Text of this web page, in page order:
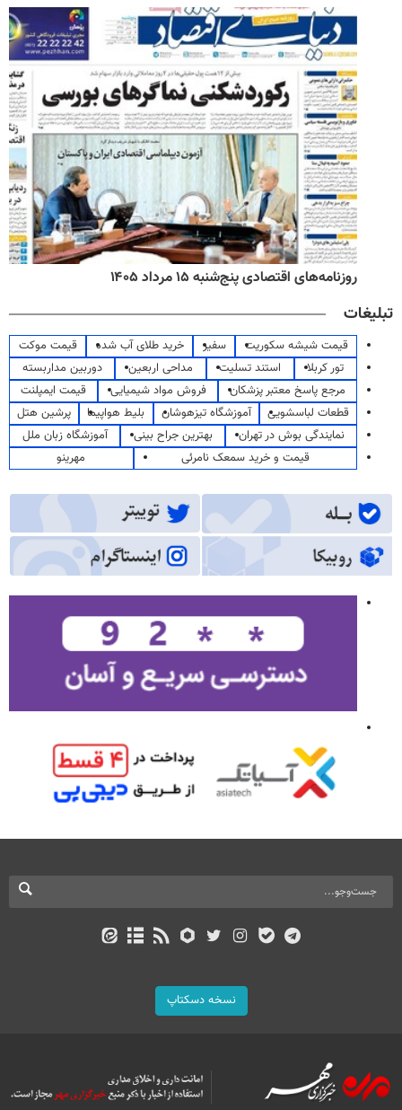
روزنامه‌های اقتصادی پنج‌شنبه ۱۵ مرداد ۱۴۰۵
تبلیغات
قیمت شیشه سکوریت سفیر خرید طلای آب شده
قیمت موکت
تور کربلا
استند تسلیت مداحی اربعین
دوربین مداربسته
مرجع پاسخ معتبر پزشکان
فروش مواد شیمیایی
قیمت ایمپلنت
قطعات لباسشویی
آموزشگاه تیزهوشان بلیط هواپیما
پرشین هتل
نمایندگی بوش در تهران
بهترین جراح بینی
آموزشگاه زبان ملل
قیمت و خرید سمعک نامرئی
مهرینو
نسخه دسکتاپ